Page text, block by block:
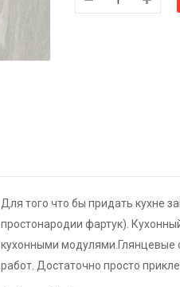
Для того что бы придать кухне
простонародии фартук).
кухонными модулями.Глянцевые
работ. Достаточно просто